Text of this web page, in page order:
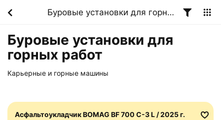
Буровые установки для горных работ
Буровые установки для
горных работ
Карьерные и горные машины
Асфальтоукладчик BOMAG BF 700 C-3 L / 2025 г.